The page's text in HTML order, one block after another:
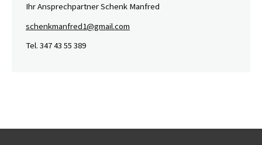
Ihr Ansprechpartner Schenk Manfred
schenkmanfred1@gmail.com
Tel. 347 43 55 389